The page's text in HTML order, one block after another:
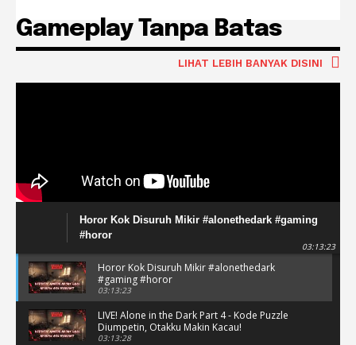
Gameplay Tanpa Batas
LIHAT LEBIH BANYAK DISINI
Horor Kok Disuruh Mikir #alonethedark #gaming
#horor
03:13:23
Horor Kok Disuruh Mikir #alonethedark
#gaming #horor
03:13:23
LIVE! Alone in the Dark Part 4 - Kode Puzzle
Diumpetin, Otakku Makin Kacau!
03:13:28